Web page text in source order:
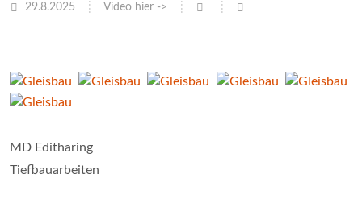
29.8.2025 Video hier ->
MD Editharing
Tiefbauarbeiten